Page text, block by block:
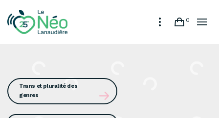
0
Trans et pluralité des
genres